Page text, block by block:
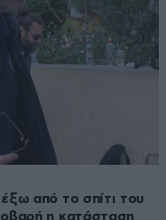
από το σπίτι του
η κατάσταση